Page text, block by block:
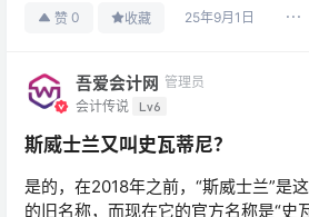
赞 0 收藏 25年9月1日
吾爱会计网 管理员
会计传说
Lv6
斯威士兰又叫史瓦蒂尼？
是的，在2018年之前，“斯威士兰”是
的旧名称，而现在它的官方名称是“史